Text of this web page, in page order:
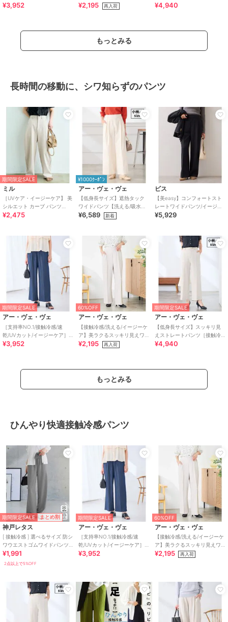
イージーワイドパンツ
¥3,952
イドパンツ
¥2,195 再入荷
感/速乾/UVカット/イージーケ
¥4,940
もっとみる
長時間の移動に、シワ知らずのパンツ
期間限定SALE
ミル
［UVケア・イージーケア】 美
シルエット カーブ パンツ
【mil (ミル)】
¥2,475
¥1000ｸｰﾎﾟﾝ
アー・ヴェ・ヴェ
【低身長サイズ】遮熱タック
ワイドパンツ【洗える/吸水速
乾/イージーケア/接触冷感】
¥6,589 新着
ビス
【美easy】コンフォートスト
レートワイドパンツ/イージー
ケア・UVケア・セットアップ
¥5,929
期間限定SALE
アー・ヴェ・ヴェ
［支持率NO.1/接触冷感/速
乾/UVカット/イージーケア］
イージーワイドパンツ
¥3,952
60%OFF
アー・ヴェ・ヴェ
【接触冷感/洗える/イージーケ
ア】美ラクるスッキリ見えワ
イドパンツ
¥2,195 再入荷
期間限定SALE
アー・ヴェ・ヴェ
【低身長サイズ】スッキリ見
えストレートパンツ［接触冷
感/速乾/UVカット/イージーケ
¥4,940
もっとみる
ひんやり快適接触冷感パンツ
期間限定SALE まとめ割
神戸レタス
[ 接触冷感 ] 選べるサイズ 防シ
ワウエストゴムワイドパンツ
[M4432]
¥1,991
2点以上で5%OFF
期間限定SALE
アー・ヴェ・ヴェ
［支持率NO.1/接触冷感/速
乾/UVカット/イージーケア］
イージーワイドパンツ
¥3,952
60%OFF
アー・ヴェ・ヴェ
【接触冷感/洗える/イージーケ
ア】美ラクるスッキリ見えワ
イドパンツ
¥2,195 再入荷